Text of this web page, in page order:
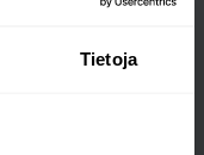
Tietoja